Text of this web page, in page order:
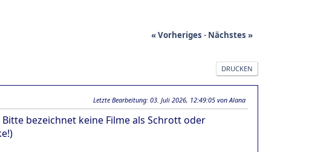
« Vorheriges - Nächstes »
DRUCKEN
Letzte Bearbeitung: 03. Juli 2026, 12:49:05 von Alana
bezeichnet keine Filme als Schrott oder